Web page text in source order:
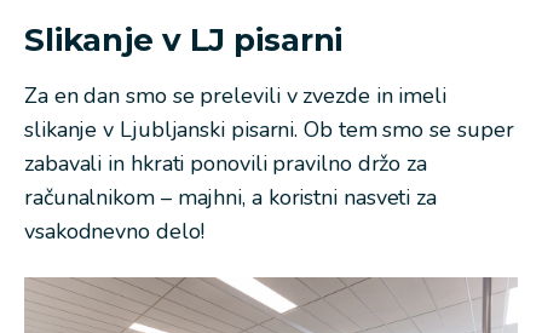
Slikanje v LJ pisarni
Za en dan smo se prelevili v zvezde in imeli
slikanje v Ljubljanski pisarni. Ob tem smo se super
zabavali in hkrati ponovili pravilno držo za
računalnikom – majhni, a koristni nasveti za
vsakodnevno delo!